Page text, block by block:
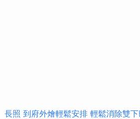
長照 到府外燴輕鬆安排 輕鬆消除雙